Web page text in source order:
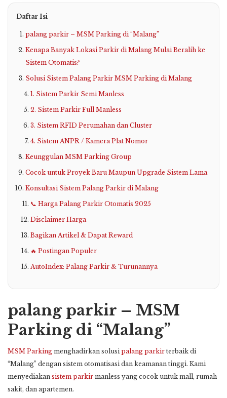
Daftar Isi
palang parkir – MSM Parking di “Malang”
Kenapa Banyak Lokasi Parkir di Malang Mulai Beralih ke
Sistem Otomatis?
Solusi Sistem Palang Parkir MSM Parking di Malang
1. Sistem Parkir Semi Manless
2. Sistem Parkir Full Manless
3. Sistem RFID Perumahan dan Cluster
4. Sistem ANPR / Kamera Plat Nomor
Keunggulan MSM Parking Group
Cocok untuk Proyek Baru Maupun Upgrade Sistem Lama
Konsultasi Sistem Palang Parkir di Malang
📞 Harga Palang Parkir Otomatis 2025
Disclaimer Harga
Bagikan Artikel & Dapat Reward
🔥 Postingan Populer
AutoIndex: Palang Parkir & Turunannya
palang parkir – MSM
Parking di “Malang”
MSM Parking menghadirkan solusipalang parkir terbaik di
“Malang” dengan sistem otomatisasi dan keamanan tinggi. Kami
menyediakan sistem parkir manless yang cocok untuk mall, rumah
sakit, dan apartemen.